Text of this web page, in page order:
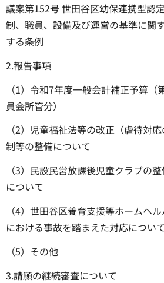
議案第152号 世田谷区幼保連携型認
制、職員、設備及び運営の基準に関
する条例
2.報告事項
（1）令和7年度一般会計補正予算
員会所管分）
（2）児童福祉法等の改正（虐待対
制等の整備について
（3）民設民営放課後児童クラブの
について
（4）世田谷区養育支援等ホームヘ
における事故を踏まえた対応について
（5）その他
3.請願の継続審査について